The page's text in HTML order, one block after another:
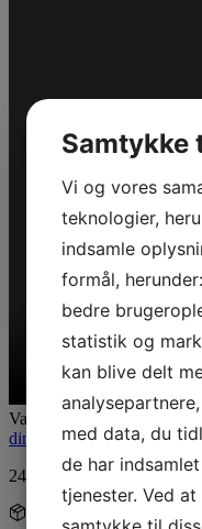
Varenummer (SKU): 242117
dine lys ,Kreul,Lys maling
24,00
kr.
- Sendes
Samtykke
Vi og vores
teknologier,
indsamle
formål,
bedre
statistik og
kan blive delt
med data, du
de har
tjenester. Ved